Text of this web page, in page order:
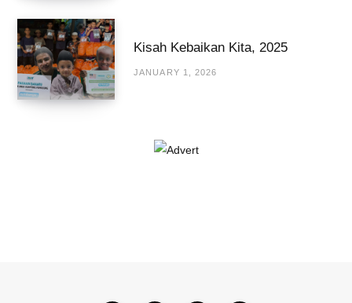
Kisah Kebaikan Kita, 2025
JANUARY 1, 2026